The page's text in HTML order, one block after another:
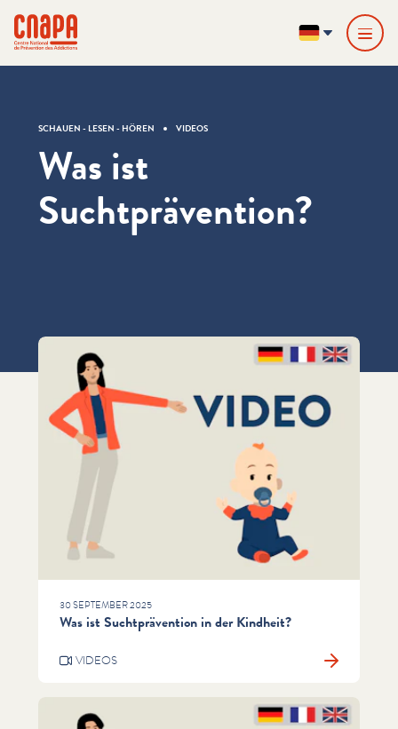
cnapa
DE
SCHAUEN - LESEN - HÖREN VIDEOS
Was ist
Suchtprävention?
30 SEPTEMBER 2025
Was ist Suchtprävention in der Kindheit?
VIDEOS